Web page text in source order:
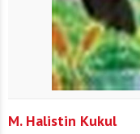
M. Halistin Kukul